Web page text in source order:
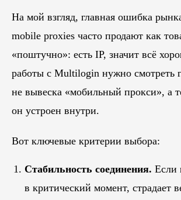
На мой взгляд, главная ошибка
mobile proxies часто продают как
«поштучно»: есть IP, значит всё
работы с Multilogin нужно смотреть
не вывеска «мобильный прокси», а
он устроен внутри.
Вот ключевые критерии выбора:
Стабильность соединения. Если
в критический момент, страдает